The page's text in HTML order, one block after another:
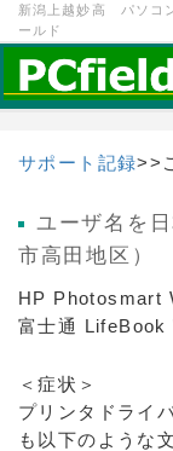
新潟上越妙高 パソコ
ールド
サポート記録>>
ユーザ名を
市高田地区）
HP Photosmart
富士通 LifeBook
＜症状＞
プリンタドライ
も以下のような